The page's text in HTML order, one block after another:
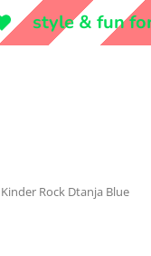
style & fun for
Rock Dtanja Blue